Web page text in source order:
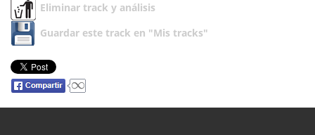
Eliminar track y análisis
Guardar este track en "Mis tracks"